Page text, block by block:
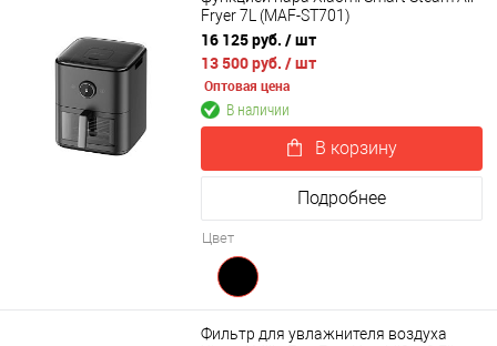
Fryer 7L (MAF-ST701)
16 125 руб. / шт
13 500 руб. / шт
Оптовая цена
В наличии
В корзину
Подробнее
Цвет
Фильтр для увлажнителя воздуха